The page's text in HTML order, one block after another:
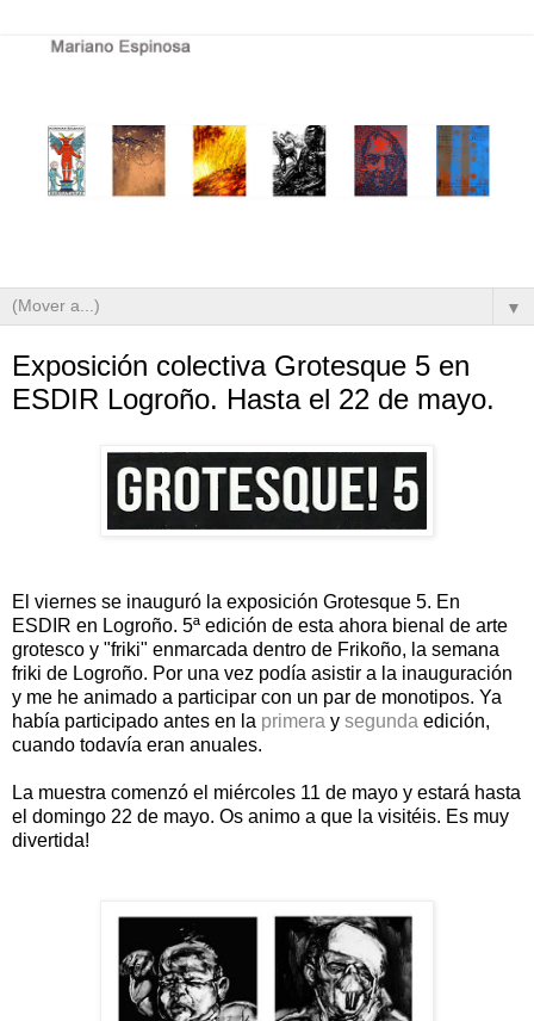
▼
Exposición colectiva Grotesque 5 en
ESDIR Logroño. Hasta el 22 de mayo.
El viernes se inauguró la exposición Grotesque 5. En
ESDIR en Logroño. 5ª edición de esta ahora bienal de arte
grotesco y "friki" enmarcada dentro de Frikoño, la semana
friki de Logroño. Por una vez podía asistir a la inauguración
y me he animado a participar con un par de monotipos. Ya
había participado antes en la primera y segunda edición,
cuando todavía eran anuales.
La muestra comenzó el miércoles 11 de mayo y estará hasta
el domingo 22 de mayo. Os animo a que la visitéis. Es muy
divertida!